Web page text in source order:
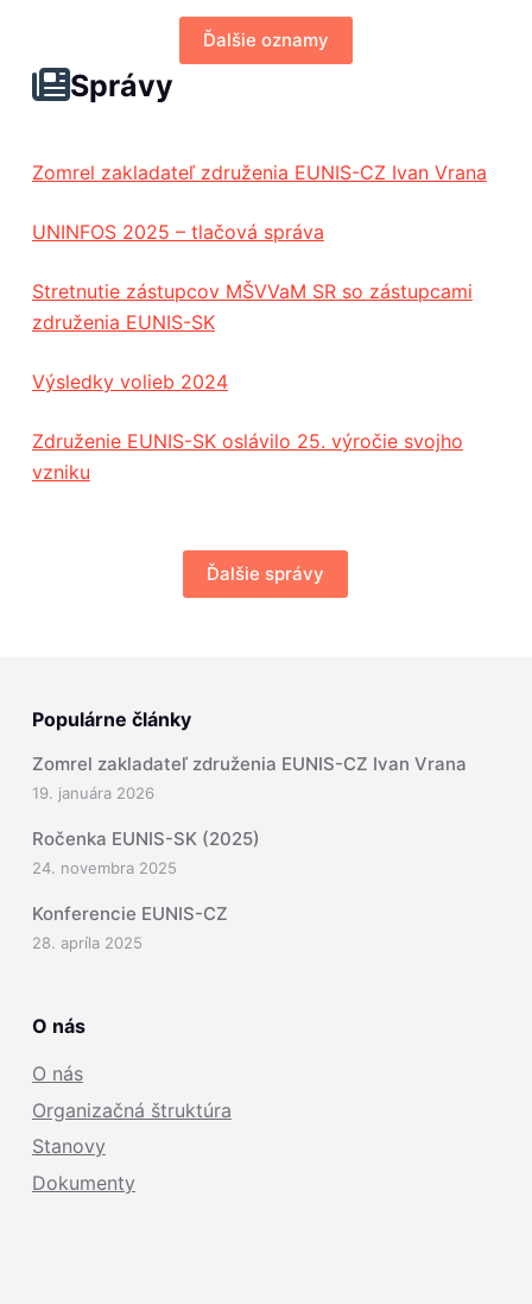
Ďalšie oznamy
Správy
Zomrel zakladateľ združenia EUNIS-CZ Ivan Vrana
UNINFOS 2025 – tlačová správa
Stretnutie zástupcov MŠVVaM SR so zástupcami
združenia EUNIS-SK
Výsledky volieb 2024
Združenie EUNIS-SK oslávilo 25. výročie svojho
vzniku
Ďalšie správy
Populárne články
Zomrel zakladateľ združenia EUNIS-CZ Ivan Vrana
19. januára 2026
Ročenka EUNIS-SK (2025)
24. novembra 2025
Konferencie EUNIS-CZ
28. apríla 2025
O nás
O nás
Organizačná štruktúra
Stanovy
Dokumenty